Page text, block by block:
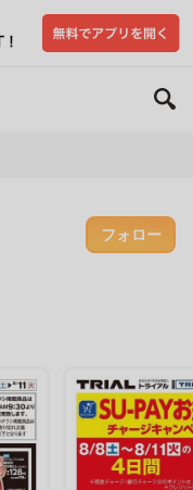
フォロー